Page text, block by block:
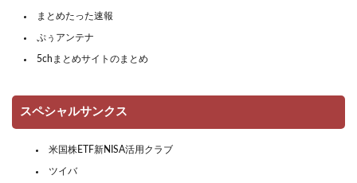
まとめたった速報
ぷぅアンテナ
5chまとめサイトのまとめ
スペシャルサンクス
米国株ETF新NISA活用クラブ
ツイバ